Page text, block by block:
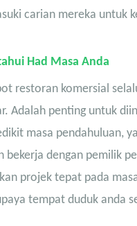
carian mereka untuk
Had Masa Anda
restoran komersial
Adalah penting untuk
masa pendahuluan,
bekerja dengan pemilik
projek tepat pada
tempat duduk anda